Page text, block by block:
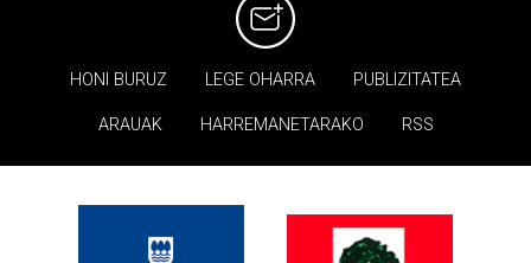
HONI BURUZ LEGE OHARRA PUBLIZITATEA
ARAUAK HARREMANETARAKO RSS